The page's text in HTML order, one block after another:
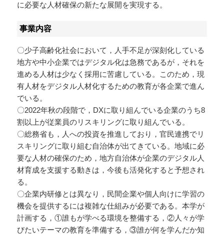
に必要な人材確保の新たな展開を実現する。
事業内容
〇少子高齢化社会において，人手不足が深刻化している
地方や中小企業ではデジタル化は急務であるが，それを
進める人材は少なく採用に苦慮している。このため，現
有人材をデジタル人材化するための教育が各企業で進ん
でいる。
〇2022年秋の段階で，DXに取り組んでいる企業のうち8
割以上が従業員のリスキリングに取り組んでいる。
〇総務省も，人への投資を推進しており，官民連携でリ
スキリングに取り組む自治体が出てきている。地域に必
要な人材の確保のため，地方自治体が企業のデジタル人
材育成を支援する動きは，今後も活発化すると予想され
る。
〇企業内研修とは異なり，民間企業や個人向けに学習の
機会を提供するには複雑な仕組みが必要である。本学が
計画する，①誰もが学べる環境を整備する，②人々が学
びたいテーマの教育を準備する，③誰が何を学んだか知